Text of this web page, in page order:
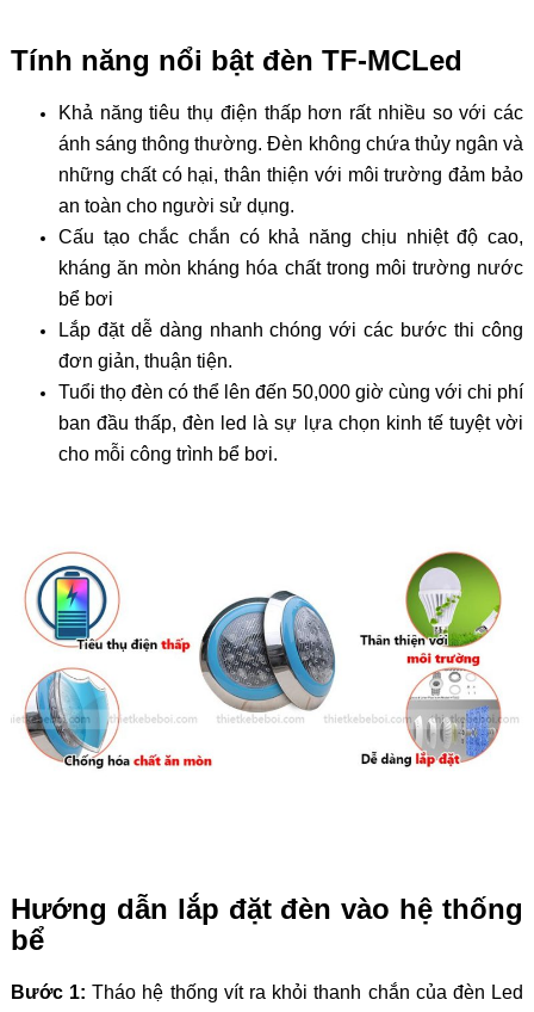
Tính năng nổi bật đèn TF-MCLed
Khả năng tiêu thụ điện thấp hơn rất nhiều so với các
ánh sáng thông thường. Đèn không chứa thủy ngân và
những chất có hại, thân thiện với môi trường đảm bảo
an toàn cho người sử dụng.
Cấu tạo chắc chắn có khả năng chịu nhiệt độ cao,
kháng ăn mòn kháng hóa chất trong môi trường nước
bể bơi
Lắp đặt dễ dàng nhanh chóng với các bước thi công
đơn giản, thuận tiện.
Tuổi thọ đèn có thể lên đến 50,000 giờ cùng với chi phí
ban đầu thấp, đèn led là sự lựa chọn kinh tế tuyệt vời
cho mỗi công trình bể bơi.
Hướng dẫn lắp đặt đèn vào hệ thống
bể
Bước 1:Tháo hệ thống vít ra khỏi thanh chắn của đèn Led